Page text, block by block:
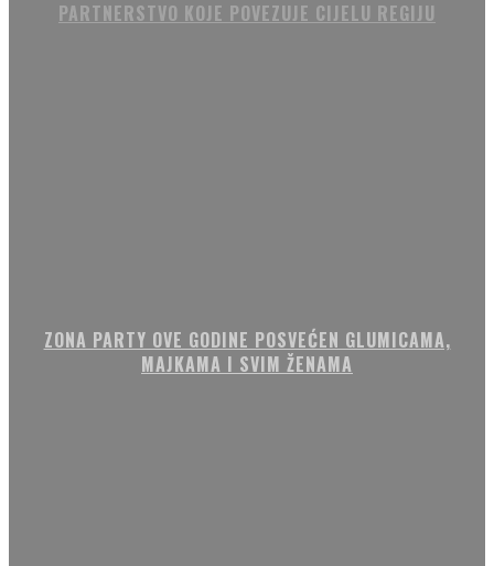
PARTNERSTVO KOJE POVEZUJE CIJELU REGIJU
ZONA PARTY OVE GODINE POSVEĆEN GLUMICAMA,
MAJKAMA I SVIM ŽENAMA